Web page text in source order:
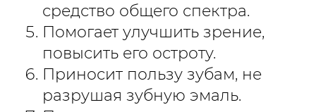
средство общего спектра.
Помогает улучшить зрение,
повысить его остроту.
Приносит пользу зубам, не
разрушая зубную эмаль.